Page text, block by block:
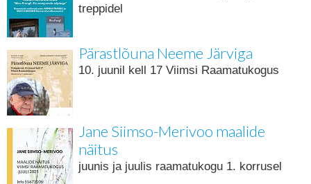
treppidel
Pärastlõuna Neeme Järviga
10. juunil kell 17 Viimsi Raamatukogus
Jane Siimso-Merivoo maalide
näitus
juunis ja juulis raamatukogu 1. korrusel